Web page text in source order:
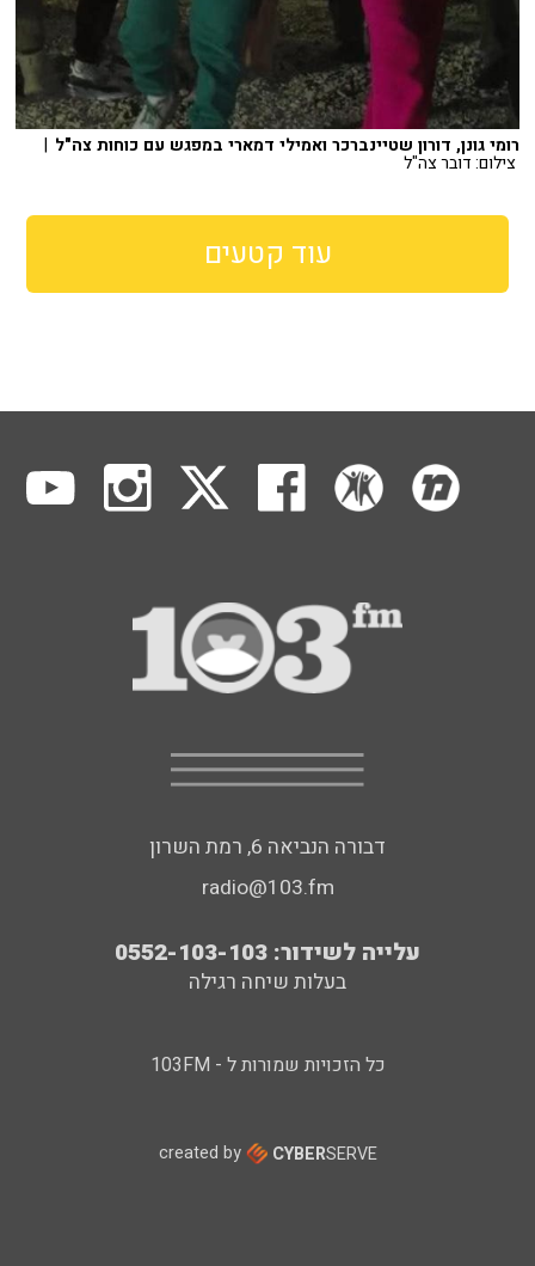
רומי גונן, דורון שטיינברכר ואמילי דמארי במפגש עם כוחות צה"ל |
צילום: דובר צה"ל
עוד קטעים
דבורה הנביאה 6, רמת השרון
radio@103.fm
עלייה לשידור: 0552-103-103
בעלות שיחה רגילה
כל הזכויות שמורות ל - 103FM
created by CYBERSERVE